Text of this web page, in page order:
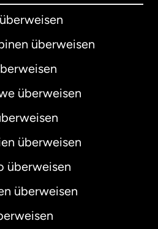
überweisen
überweisen
überweisen
überweisen
überweisen